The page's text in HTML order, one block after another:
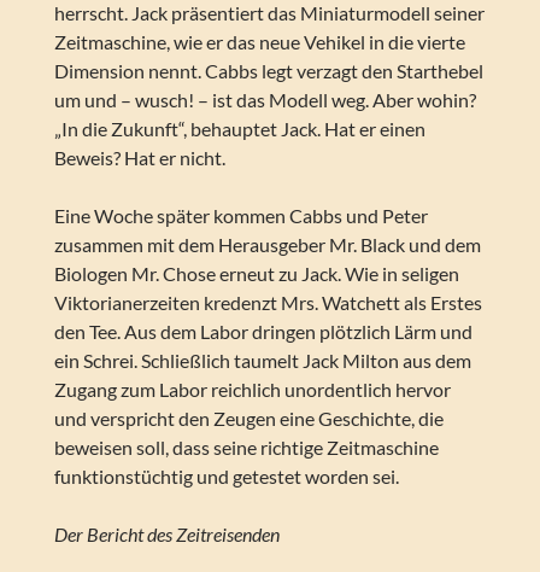
herrscht. Jack präsentiert das Miniaturmodell seiner
Zeitmaschine, wie er das neue Vehikel in die vierte
Dimension nennt. Cabbs legt verzagt den Starthebel
um und – wusch! – ist das Modell weg. Aber wohin?
„In die Zukunft“, behauptet Jack. Hat er einen
Beweis? Hat er nicht.
Eine Woche später kommen Cabbs und Peter
zusammen mit dem Herausgeber Mr. Black und dem
Biologen Mr. Chose erneut zu Jack. Wie in seligen
Viktorianerzeiten kredenzt Mrs. Watchett als Erstes
den Tee. Aus dem Labor dringen plötzlich Lärm und
ein Schrei. Schließlich taumelt Jack Milton aus dem
Zugang zum Labor reichlich unordentlich hervor
und verspricht den Zeugen eine Geschichte, die
beweisen soll, dass seine richtige Zeitmaschine
funktionstüchtig und getestet worden sei.
Der Bericht des Zeitreisenden